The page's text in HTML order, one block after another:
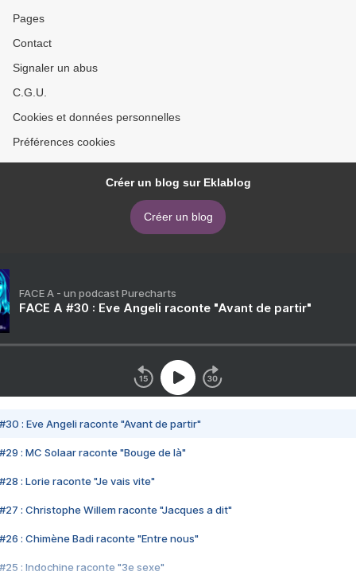
Pages
Contact
Signaler un abus
C.G.U.
Cookies et données personnelles
Préférences cookies
Créer un blog sur Eklablog
Créer un blog
FACE A - un podcast Purecharts
FACE A #30 : Eve Angeli raconte "Avant de partir"
#30 : Eve Angeli raconte "Avant de partir"
#29 : MC Solaar raconte "Bouge de là"
#28 : Lorie raconte "Je vais vite"
#27 : Christophe Willem raconte "Jacques a dit"
#26 : Chimène Badi raconte "Entre nous"
#25 : Indochine raconte "3e sexe"